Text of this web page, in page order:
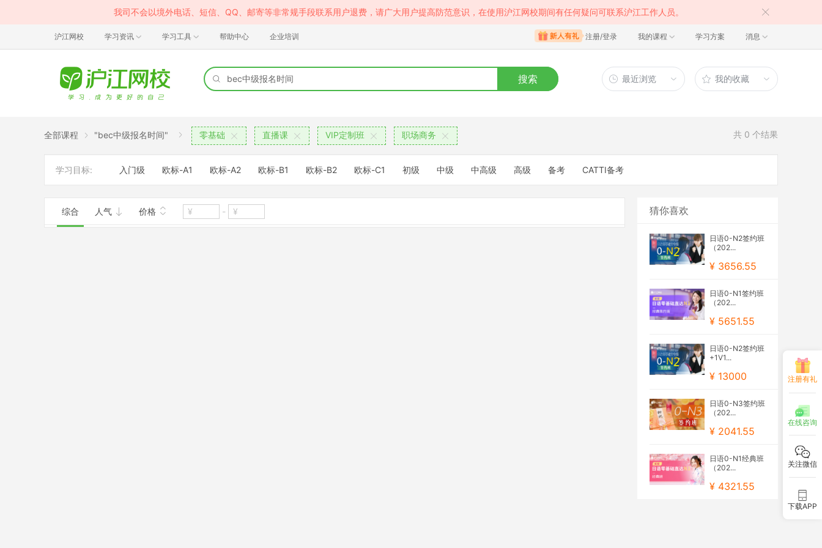
我司不会以境外电话、短信、QQ、邮寄等非常规手段联系用户退费，请广大用户提高防范意识，在使用沪江网校期间有任何疑问可联系沪江工作人员。
沪江网校 学习资讯 学习工具 帮助中心 企业培训 注册/登录 我的课程 学习方案 消息
搜索 最近浏览 我的收藏
全部课程 "bec中级报名时间" 零基础 直播课 VIP定制班 职场商务 共 0 个结果
学习目标: 入门级 欧标-A1 欧标-A2 欧标-B1 欧标-B2 欧标-C1 初级 中级 中高级 高级 备考 CATTI备考
综合 人气 价格 - 猜你喜欢
日语0-N2签约班
（202...
¥ 3656.55
日语0-N1签约班
（202...
¥ 5651.55
日语0-N2签约班
+1V1...
¥ 13000
日语0-N3签约班
（202...
¥ 2041.55
日语0-N1经典班
（202...
¥ 4321.55
注册有礼
在线咨询
关注微信
下载APP